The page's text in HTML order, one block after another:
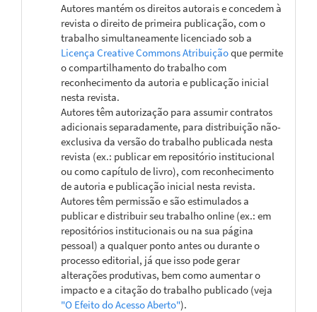
Autores mantém os direitos autorais e concedem à
revista o direito de primeira publicação, com o
trabalho simultaneamente licenciado sob a
Licença Creative Commons Atribuiçãoque permite
o compartilhamento do trabalho com
reconhecimento da autoria e publicação inicial
nesta revista.
Autores têm autorização para assumir contratos
adicionais separadamente, para distribuição não-
exclusiva da versão do trabalho publicada nesta
revista (ex.: publicar em repositório institucional
ou como capítulo de livro), com reconhecimento
de autoria e publicação inicial nesta revista.
Autores têm permissão e são estimulados a
publicar e distribuir seu trabalho online (ex.: em
repositórios institucionais ou na sua página
pessoal) a qualquer ponto antes ou durante o
processo editorial, já que isso pode gerar
alterações produtivas, bem como aumentar o
impacto e a citação do trabalho publicado (veja
"O Efeito do Acesso Aberto").